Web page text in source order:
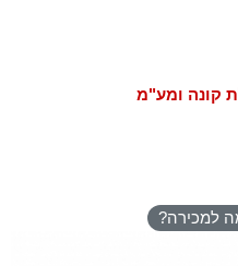
קונה ומע"מ
למכירה?